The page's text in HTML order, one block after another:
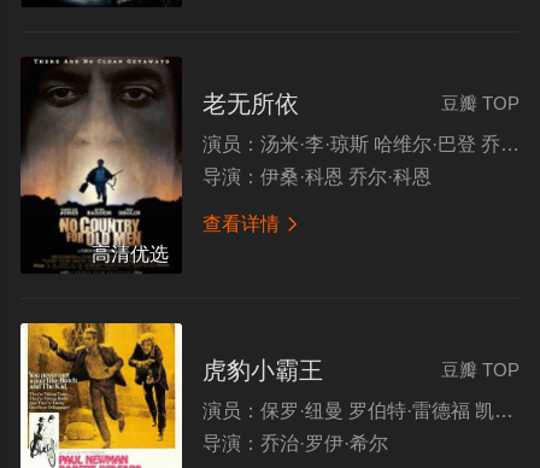
高清优选
豆瓣 TOP
老无所依
演员： 汤米·李·琼斯 哈维尔·巴登 乔什·布洛林 伍迪·哈里森
导演： 伊桑·科恩 乔尔·科恩
查看详情 
豆瓣 TOP
虎豹小霸王
演员： 保罗·纽曼 罗伯特·雷德福 凯瑟琳·罗斯 斯特罗瑟·马丁
导演： 乔治·罗伊·希尔